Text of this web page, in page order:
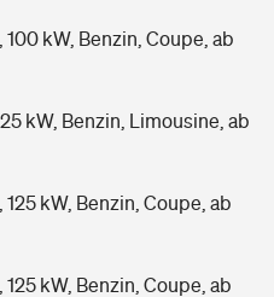
kW, Benzin, Coupe, ab
kW, Benzin, Limousine, ab
kW, Benzin, Coupe, ab
kW, Benzin, Coupe, ab